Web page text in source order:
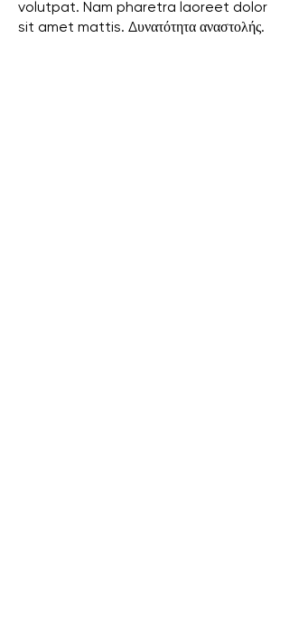
volutpat. Nam pharetra laoreet dolor
sit amet mattis. Δυνατότητα αναστολής.